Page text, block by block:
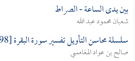
بين يدى الساعة - الصراط
شعبان محمود عبد الله
سلسلة محاسن التأويل تفسير سورة البقرة [198-205]
صالح بن عواد المغامسي